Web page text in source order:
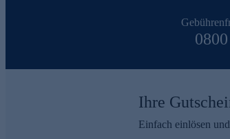
Ihre
Einfach einlösen